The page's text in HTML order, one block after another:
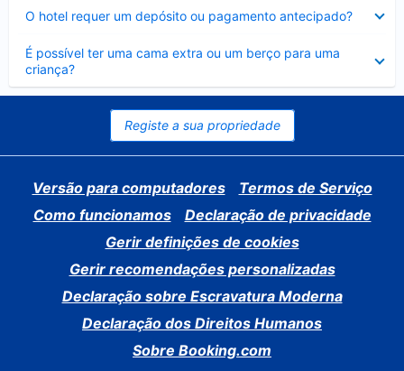
O hotel requer um depósito ou pagamento antecipado?
fechado
É possível ter uma cama extra ou um berço para uma
criança?
Elemento
fechado
Registe a sua propriedade
Versão para computadores
Termos de Serviço
Como funcionamos
Declaração de privacidade
Gerir definições de cookies
Gerir recomendações personalizadas
Declaração sobre Escravatura Moderna
Declaração dos Direitos Humanos
Sobre Booking.com